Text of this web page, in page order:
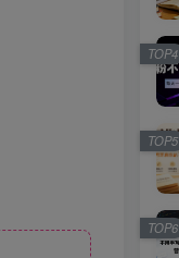
TOP4
TOP5
TOP6